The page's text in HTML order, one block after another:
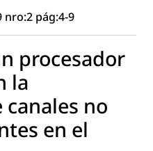
nro:2 pág:4-9
procesador
la
no
en el